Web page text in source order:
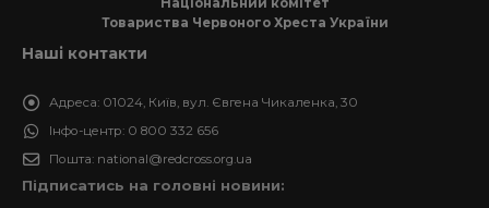
Товариства Червоного Хреста України
Наші контакти
Адреса: 01024, Київ, вул. Євгена Чикаленка, 30
Інфо-центр: 0 800 332 656
Пошта: national@redcross.org.ua
Підписатись на головні новини: